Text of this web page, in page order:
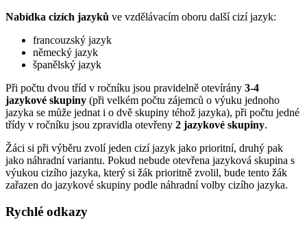
Nabídka cizích jazyků ve vzdělávacím oboru další cizí jazyk:
francouzský jazyk
německý jazyk
španělský jazyk
Při počtu dvou tříd v ročníku jsou pravidelně otevírány 3-4
jazykové skupiny (při velkém počtu zájemců o výuku jednoho
jazyka se může jednat i o dvě skupiny téhož jazyka), při počtu jedné
třídy v ročníku jsou zpravidla otevřeny 2 jazykové skupiny.
Žáci si při výběru zvolí jeden cizí jazyk jako prioritní, druhý pak
jako náhradní variantu. Pokud nebude otevřena jazyková skupina s
výukou cizího jazyka, který si žák prioritně zvolil, bude tento žák
zařazen do jazykové skupiny podle náhradní volby cizího jazyka.
Rychlé odkazy